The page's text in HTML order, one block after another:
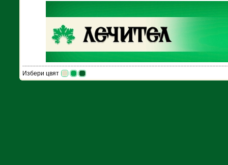
Избери цвят